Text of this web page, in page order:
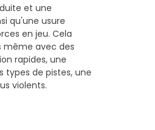
et une
qu'une usure
en jeu. Cela
même avec des
rapides, une
types de pistes, une
violents.